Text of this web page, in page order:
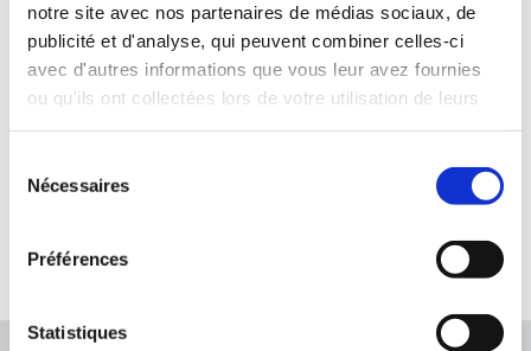
notre site avec nos partenaires de médias sociaux, de
publicité et d'analyse, qui peuvent combiner celles-ci
avec d'autres informations que vous leur avez fournies
ou qu'ils ont collectées lors de votre utilisation de leurs
Nécessaires
Préférences
Statistiques
Réglage
et
régulation
pneumatique